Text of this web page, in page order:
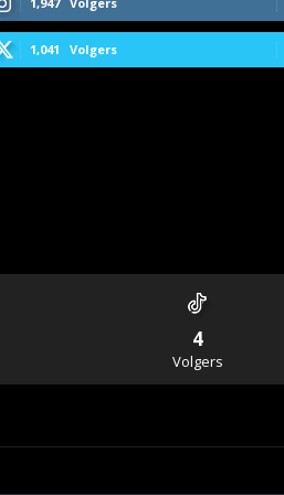
1,041 Volgers
4
Volgers